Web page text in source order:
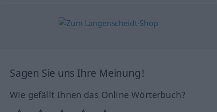
Sagen Sie uns Ihre Meinung!
Wie gefällt Ihnen das Online Wörterbuch?